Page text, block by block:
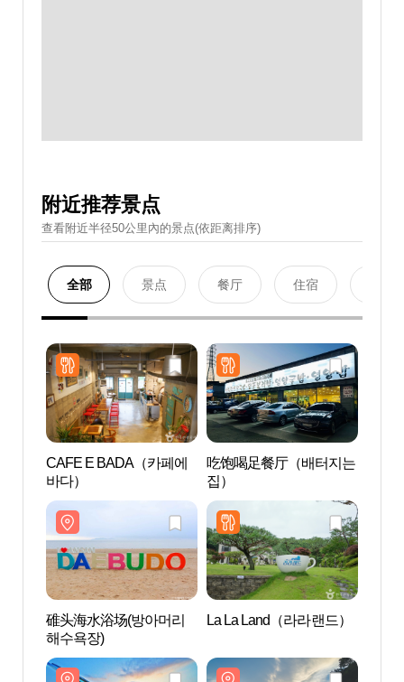
附近推荐景点
查看附近半径50公里內的景点(依距离排序)
全部 景点 餐厅 住宿
CAFE E BADA（카페에
바다）
吃饱喝足餐厅（배터지는
집）
碓头海水浴场(방아머리
해수욕장)
La La Land（라라랜드）